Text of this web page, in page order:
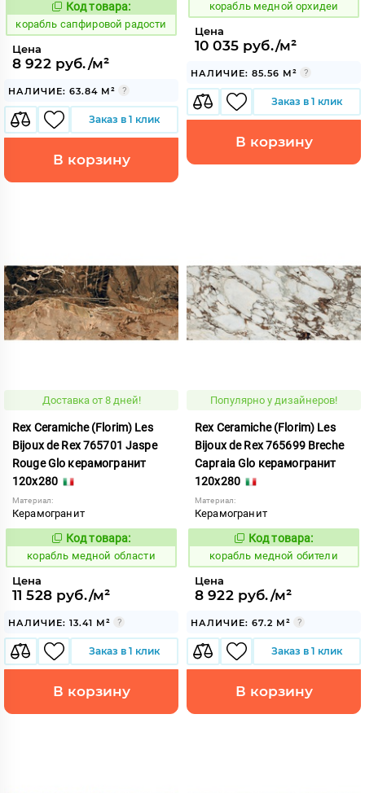
775827
Код товара:
корабль сапфировой радости
Цена
8 922 руб./м²
НАЛИЧИЕ: 63.84 М²
Заказ в 1 клик
В корзину
корабль медной орхидеи
Цена
10 035 руб./м²
НАЛИЧИЕ: 85.56 М²
Заказ в 1 клик
В корзину
Доставка от 8 дней!
Rex Ceramiche (Florim) Les
Bijoux de Rex 765701 Jaspe
Rouge Glo керамогранит
120x280
Материал:
Керамогранит
772438
Код товара:
корабль медной области
Цена
11 528 руб./м²
НАЛИЧИЕ: 13.41 М²
Заказ в 1 клик
В корзину
Популярно у дизайнеров!
Rex Ceramiche (Florim) Les
Bijoux de Rex 765699 Breche
Capraia Glo керамогранит
120x280
Материал:
Керамогранит
772437
Код товара:
корабль медной обители
Цена
8 922 руб./м²
НАЛИЧИЕ: 67.2 М²
Заказ в 1 клик
В корзину